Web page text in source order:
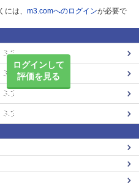
は、 m3.comへのログインが必要で
ログインして
評価を見る